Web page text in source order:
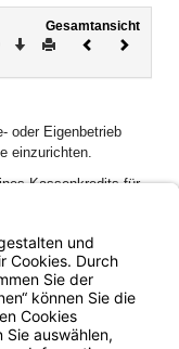
Gesamtansicht
Download
DruckenVorheriges
oder Eigenbetrieb
einzurichten.
Kassenkredits für
soll ein Sechstel
Erträge bei
Gewinn- und
nicht übersteigen.